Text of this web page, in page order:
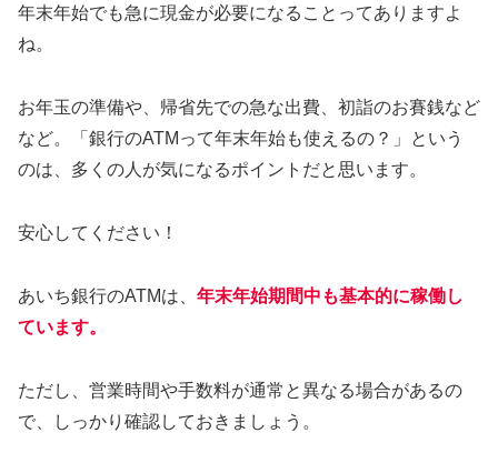
年末年始でも急に現金が必要になることってありますよ
ね。
お年玉の準備や、帰省先での急な出費、初詣のお賽銭など
など。「銀行のATMって年末年始も使えるの？」という
のは、多くの人が気になるポイントだと思います。
安心してください！
あいち銀行のATMは、 年末年始期間中も基本的に稼働し
ています。
ただし、営業時間や手数料が通常と異なる場合があるの
で、しっかり確認しておきましょう。